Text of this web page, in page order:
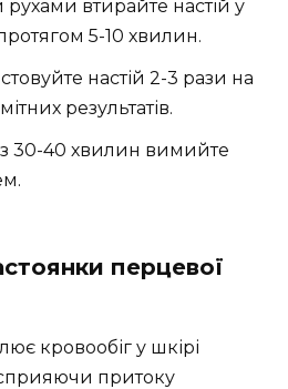
втирайте настій у
5-10 хвилин.
настій 2-3 рази на
результатів.
30-40 хвилин вимийте
перцевої
кровообіг у шкірі
притоку